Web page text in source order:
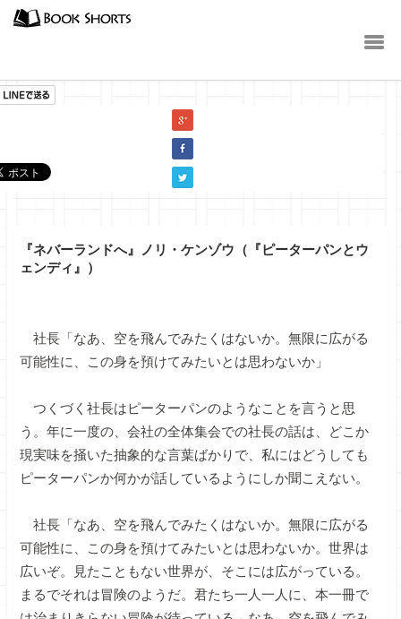
『ネバーランドへ』ノリ・ケンゾウ（『ピーターパンとウ
ェンディ』）
社長「なあ、空を飛んでみたくはないか。無限に広がる
可能性に、この身を預けてみたいとは思わないか」
つくづく社長はピーターパンのようなことを言うと思
う。年に一度の、会社の全体集会での社長の話は、どこか
現実味を掻いた抽象的な言葉ばかりで、私にはどうしても
ピーターパンか何かが話しているようにしか聞こえない。
社長「なあ、空を飛んでみたくはないか。無限に広がる
可能性に、この身を預けてみたいとは思わないか。世界は
広いぞ。見たこともない世界が、そこには広がっている。
まるでそれは冒険のようだ。君たち一人一人に、本一冊で